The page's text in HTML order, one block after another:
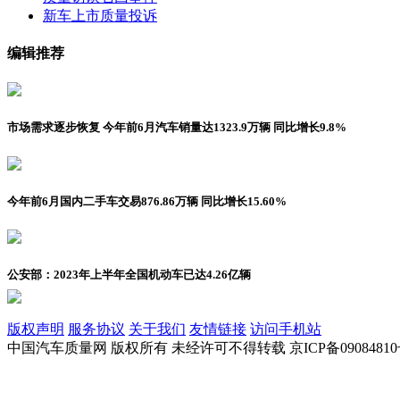
新车上市质量投诉
编辑推荐
市场需求逐步恢复 今年前6月汽车销量达1323.9万辆 同比增长9.8%
今年前6月国内二手车交易876.86万辆 同比增长15.60%
公安部：2023年上半年全国机动车已达4.26亿辆
版权声明 服务协议 关于我们 友情链接 访问手机站
中国汽车质量网 版权所有 未经许可不得转载 京ICP备09084810